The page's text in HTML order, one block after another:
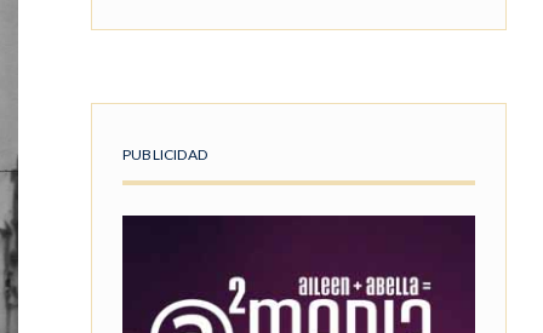
PUBLICIDAD